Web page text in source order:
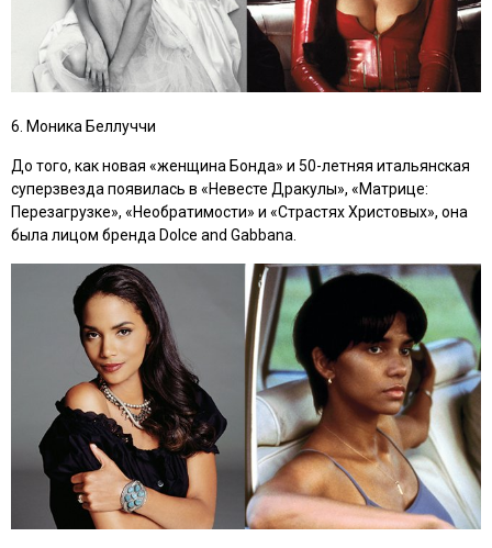
6. Моника Беллуччи
До того, как новая «женщина Бонда» и 50-летняя итальянская
суперзвезда появилась в «Невесте Дракулы», «Матрице:
Перезагрузке», «Необратимости» и «Страстях Христовых», она
была лицом бренда Dolce and Gabbana.